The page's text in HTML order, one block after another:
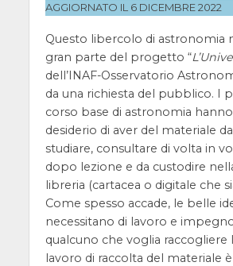
AGGIORNATO IL 6 DICEMBRE 2022
Questo libercolo di astronomia
gran parte del progetto “
dell’INAF-Osservatorio
da una richiesta del pubblico. I
corso base di astronomia
desiderio di aver del materiale
studiare, consultare di volta in
dopo lezione e da custodire
libreria (cartacea o digitale che
Come spesso accade, le belle
necessitano di lavoro e
qualcuno che voglia raccogliere
lavoro di raccolta del materiale